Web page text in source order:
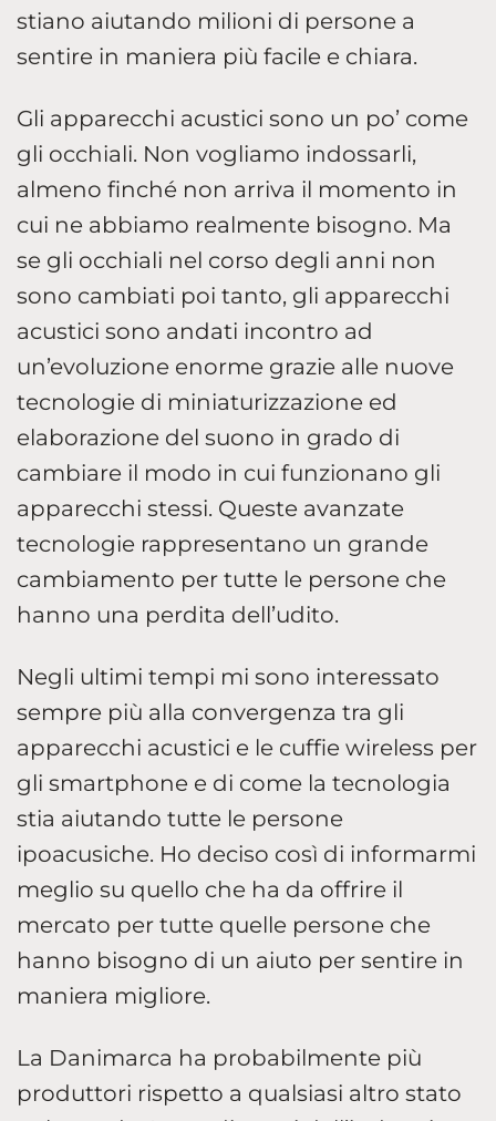
stiano aiutando milioni di persone a
sentire in maniera più facile e chiara.
Gli apparecchi acustici sono un po’ come
gli occhiali. Non vogliamo indossarli,
almeno finché non arriva il momento in
cui ne abbiamo realmente bisogno. Ma
se gli occhiali nel corso degli anni non
sono cambiati poi tanto, gli apparecchi
acustici sono andati incontro ad
un’evoluzione enorme grazie alle nuove
tecnologie di miniaturizzazione ed
elaborazione del suono in grado di
cambiare il modo in cui funzionano gli
apparecchi stessi. Queste avanzate
tecnologie rappresentano un grande
cambiamento per tutte le persone che
hanno una perdita dell’udito.
­Negli ultimi tempi mi sono interessato
sempre più alla convergenza tra gli
apparecchi acustici e le cuffie wireless per
gli smartphone e di come la tecnologia
stia aiutando tutte le persone
ipoacusiche. Ho deciso così di informarmi
meglio su quello che ha da offrire il
mercato per tutte quelle persone che
hanno bisogno di un aiuto per sentire in
maniera migliore.
La Danimarca ha probabilmente più
produttori rispetto a qualsiasi altro stato